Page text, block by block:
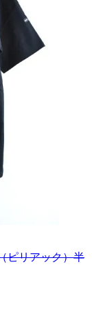
ピリアック）半